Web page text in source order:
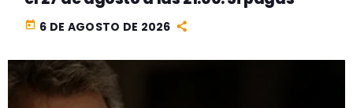
today 6 DE AGOSTO DE 2026